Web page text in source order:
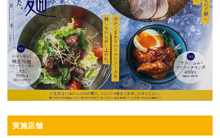
実施店舗